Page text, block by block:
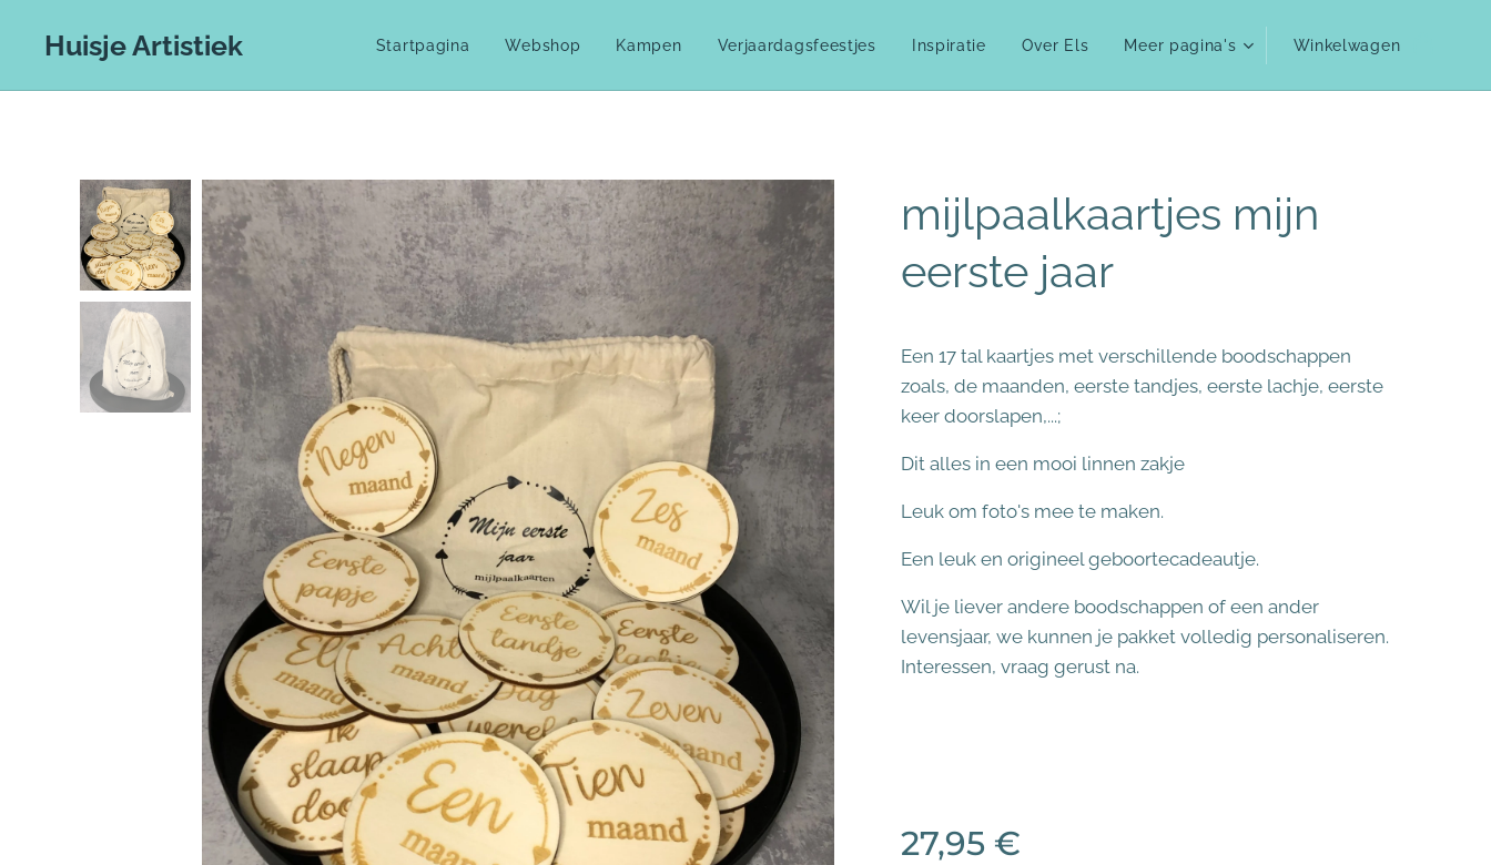
Huisje Artistiek Startpagina Webshop Kampen Verjaardagsfeestjes Inspiratie Over Els Meer pagina's Winkelwagen
mijlpaalkaartjes mijn
eerste jaar
Een 17 tal kaartjes met verschillende boodschappen
zoals, de maanden, eerste tandjes, eerste lachje, eerste
keer doorslapen,...;
Dit alles in een mooi linnen zakje
Leuk om foto's mee te maken.
Een leuk en origineel geboortecadeautje.
Wil je liever andere boodschappen of een ander
levensjaar, we kunnen je pakket volledig personaliseren.
Interessen, vraag gerust na.
27,95 €